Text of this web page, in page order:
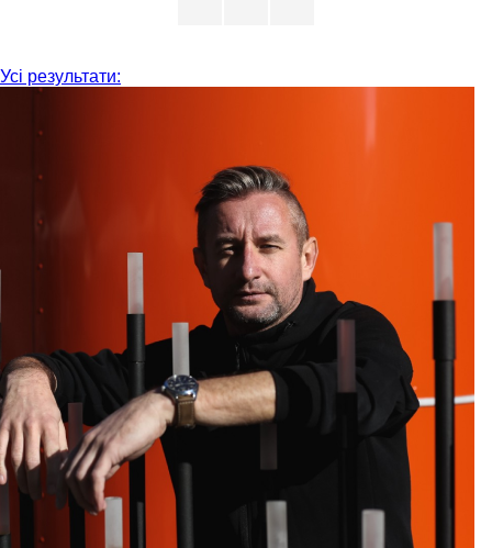
Усі результати: